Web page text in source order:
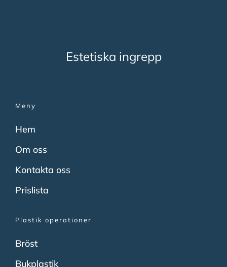
Estetiska ingrepp
Meny
Hem
Om oss
Kontakta oss
Prislista
Plastik operationer
Bröst
Bukplastik